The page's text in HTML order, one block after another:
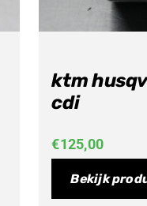
ktm
cdi
€125,00
Bekijk